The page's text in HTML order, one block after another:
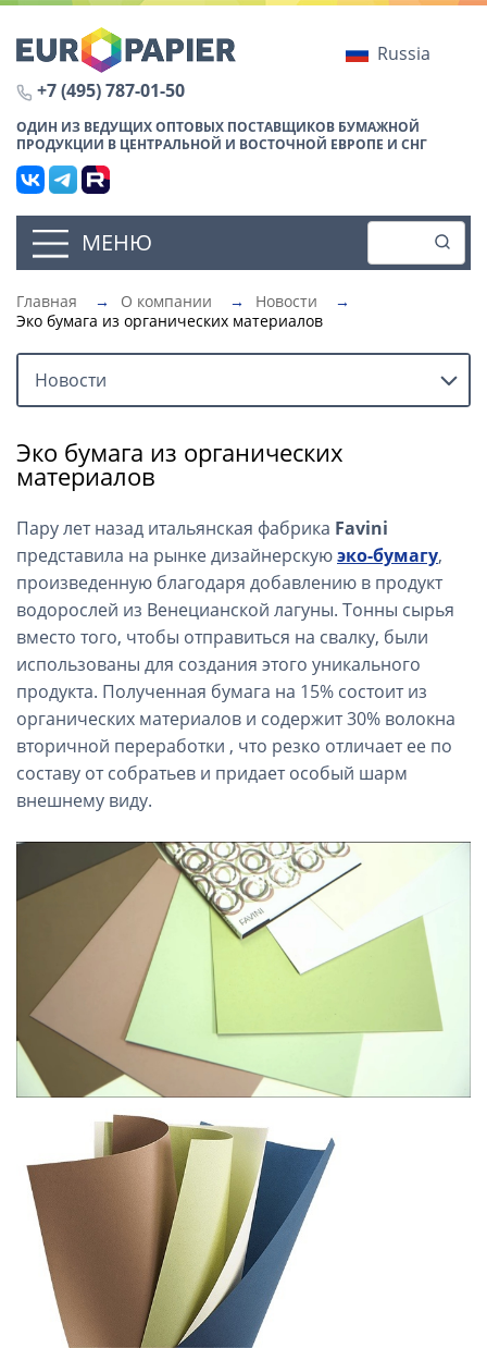
Russia
+7 (495) 787-01-50
ОДИН ИЗ ВЕДУЩИХ ОПТОВЫХ ПОСТАВЩИКОВ БУМАЖНОЙ
ПРОДУКЦИИ В ЦЕНТРАЛЬНОЙ И ВОСТОЧНОЙ ЕВРОПЕ И СНГ
МЕНЮ
Главная → О компании → Новости
→
Эко бумага из органических материалов
Новости
Эко бумага из органических
материалов
Пару лет назад итальянская фабрика Favini
представила на рынке дизайнерскуюэко-бумагу,
произведенную благодаря добавлению в продукт
водорослей из Венецианской лагуны. Тонны сырья
вместо того, чтобы отправиться на свалку, были
использованы для создания этого уникального
продукта. Полученная бумага на 15% состоит из
органических материалов и содержит 30% волокна
вторичной переработки , что резко отличает ее по
составу от собратьев и придает особый шарм
внешнему виду.